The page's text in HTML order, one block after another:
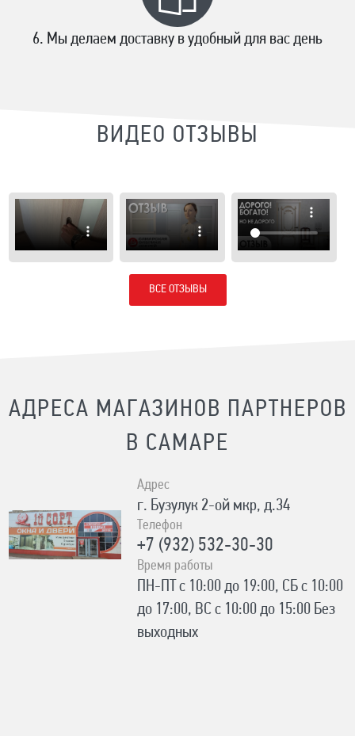
Мы делаем доставку в удобный для вас день
ВИДЕО ОТЗЫВЫ
ВСЕ ОТЗЫВЫ
АДРЕСА МАГАЗИНОВ ПАРТНЕРОВ
В САМАРЕ
Адрес
г. Бузулук 2-ой мкр, д.34
Телефон
+7 (932) 532-30-30
Время работы
ПН-ПТ с 10:00 до 19:00, СБ с 10:00
до 17:00, ВС с 10:00 до 15:00 Без
выходных